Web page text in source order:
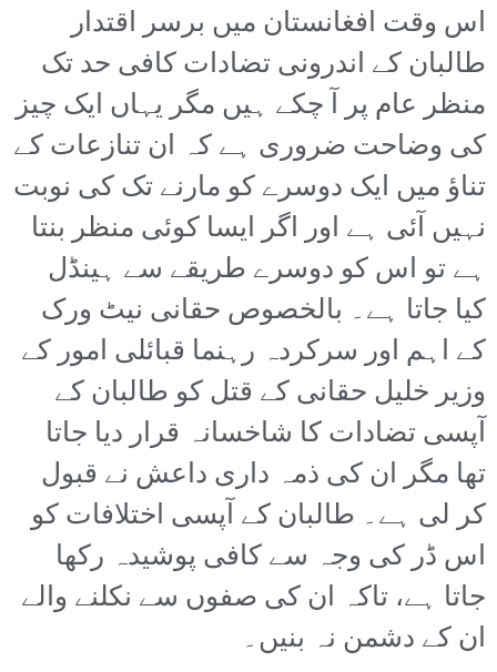
اس وقت افغانستان میں برسر اقتدار
طالبان کے اندرونی تضادات کافی حد تک
منظر عام پر آ چکے ہیں مگر یہاں ایک چیز
کی وضاحت ضروری ہے کہ ان تنازعات کے
تناؤ میں ایک دوسرے کو مارنے تک کی نوبت
نہیں آئی ہے اور اگر ایسا کوئی منظر بنتا
ہے تو اس کو دوسرے طریقے سے ہینڈل
کیا جاتا ہے۔ بالخصوص حقانی نیٹ ورک
کے اہم اور سرکردہ رہنما قبائلی امور کے
وزیر خلیل حقانی کے قتل کو طالبان کے
آپسی تضادات کا شاخسانہ قرار دیا جاتا
تھا مگر ان کی ذمہ داری داعش نے قبول
کر لی ہے۔ طالبان کے آپسی اختلافات کو
اس ڈر کی وجہ سے کافی پوشیدہ رکھا
جاتا ہے، تاکہ ان کی صفوں سے نکلنے والے
ان کے دشمن نہ بنیں۔